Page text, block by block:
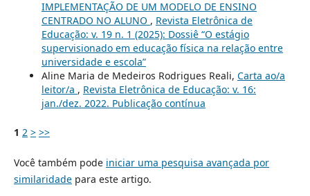
IMPLEMENTAÇÃO DE UM MODELO DE ENSINO
CENTRADO NO ALUNO , Revista Eletrônica de
Educação: v. 19 n. 1 (2025): Dossiê “O estágio
supervisionado em educação física na relação entre
universidade e escola”
Aline Maria de Medeiros Rodrigues Reali, Carta ao/a
leitor/a , Revista Eletrônica de Educação: v. 16:
jan./dez. 2022. Publicação contínua
1 2 > >>
Você também pode iniciar uma pesquisa avançada por
similaridadepara este artigo.